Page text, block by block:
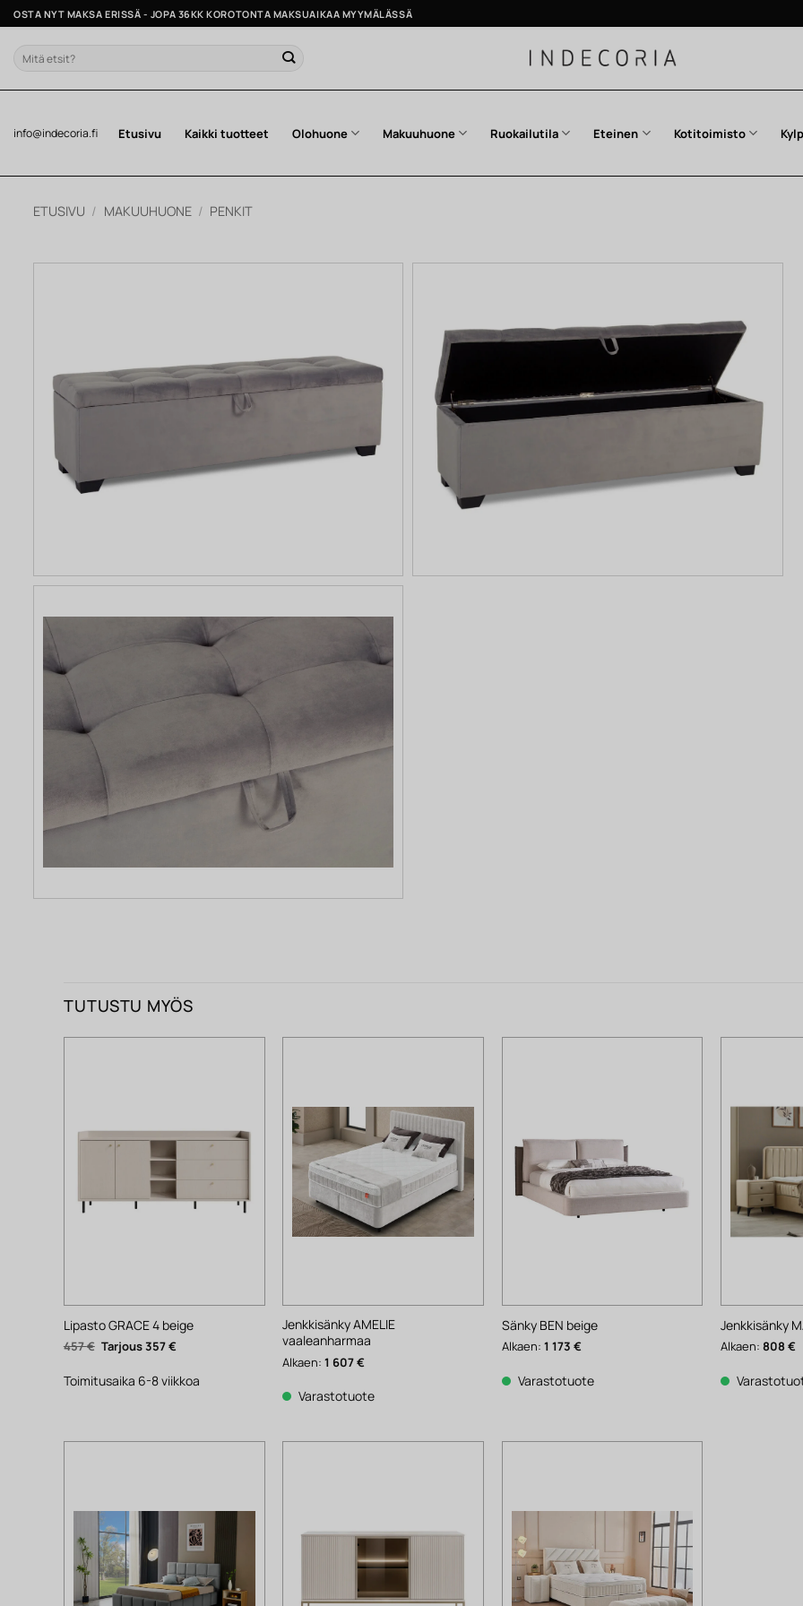
Skip
to
content
OSTA NYT MAKSA ERISSÄ - JOPA 36KK KOROTONTA MAKSUAIKAA MYYMÄLÄSSÄ
Etsi:
info@indecoria.fi Etusivu Kaikki tuotteet Olohuone Makuuhuone Ruokailutila Eteinen Kotitoimisto
ETUSIVU / MAKUUHUONE / PENKIT
TUTUSTU MYÖS
Lipasto GRACE 4 beige
457€ Alkuperäinen
hinta
457 €.
357€Nykyinen
hinta
357 €.
Toimitusaika 6-8 viikkoa
Jenkkisänky AMELIE
vaaleanharmaa
Alkaen:1 607€
Varastotuote
Sänky BEN beige
Alkaen: 1 173 €
Varastotuote
Jenkkisänky
Alkaen: 808 €